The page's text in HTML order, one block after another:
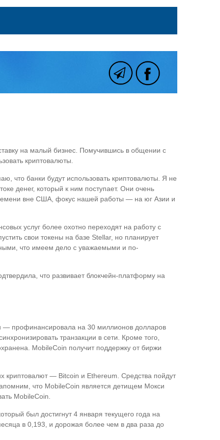
на малый бизнес. Помучившись в общении с
криптовалюты.
что банки будут использовать криптовалюты. Я не
денег, который к ним поступает. Они очень
вне США, фокус нашей работы — на юг Азии и
услуг более охотно переходят на работу с
свои токены на базе Stellar, но планирует
что имеем дело с уважаемыми и по-
что развивает блокчейн-платформу на
— профинансировала на 30 миллионов долларов
транзакции в сети. Кроме того,
MobileCoin получит поддержку от биржи
криптовалют — Bitcoin и Ethereum. Средства пойдут
что MobileCoin является детищем Мокси
MobileCoin.
был достигнут 4 января текущего года на
в 0,193, и дорожая более чем в два раза до